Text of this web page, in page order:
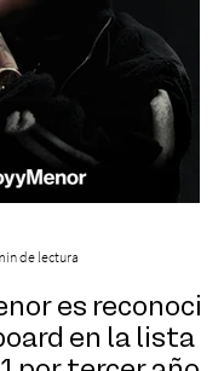
es reconocido
en la lista 21
de lectura